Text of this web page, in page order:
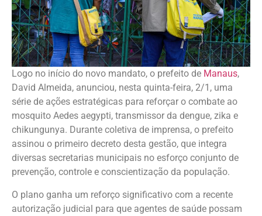
Logo no início do novo mandato, o prefeito de Manaus,
David Almeida, anunciou, nesta quinta-feira, 2/1, uma
série de ações estratégicas para reforçar o combate ao
mosquito Aedes aegypti, transmissor da dengue, zika e
chikungunya. Durante coletiva de imprensa, o prefeito
assinou o primeiro decreto desta gestão, que integra
diversas secretarias municipais no esforço conjunto de
prevenção, controle e conscientização da população.
O plano ganha um reforço significativo com a recente
autorização judicial para que agentes de saúde possam